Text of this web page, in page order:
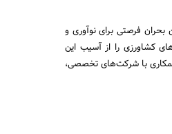
فرصتی برای نوآوری و
کشاورزی را از آسیب این
همکاری با شرکت‌های تخصصی،